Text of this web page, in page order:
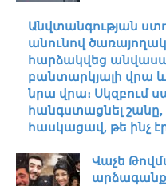
Անվտանգության
անունով
հարձակվեց
բանտարկյալի վրա
նրա վրա։ Սկզբում
հանգստացնել
հասկացավ, թե ինչ
Վաչե